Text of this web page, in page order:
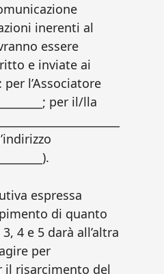
inerenti al
essere
e inviate ai
l’Associatore
per il/lla
espressa
di quanto
4 e 5 darà all’altra
per
il risarcimento del